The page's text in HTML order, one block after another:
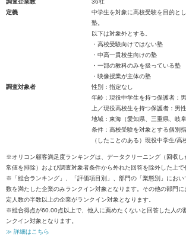
調査企業数
36社
定義
中学生を対象に高校受験を目的と
塾。
以下は対象外とする。
・高校受験向けではない塾
・中高一貫校生向けの塾
・一部の教科のみを扱っている塾
・映像授業が主体の塾
調査対象者
性別：指定なし
年齢：現役中学生を持つ保護者：
上／現役高校生を持つ保護者：男
地域：東海（愛知県、三重県、岐
条件：高校受験を対象とする個別
（したことのある）現役中学生/高
※オリコン顧客満足度ランキングは、データクリーニング（回収
常値を排除）および調査対象者条件から外れた回答を除外した上で
※「総合ランキング」、「評価項目別」、部門の「業態別」におい
数を満たした企業のみランクイン対象となります。その他の部門
定人数の半数以上の企業がランクイン対象となります。
※総合得点が60.00点以上で、他人に薦めたくないと回答した人の
ンクイン対象となります。
≫ 詳細はこちら